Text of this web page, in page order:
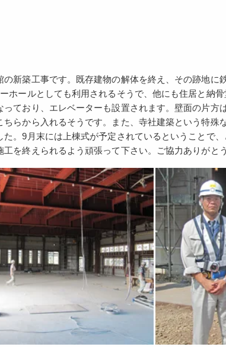
新築工事です。既存建物の解体を終え、その跡地に
ホールとしても利用されるそうで、他にも住居と納
ており、エレベーターも設置されます。壁面の片方
らから入れるそうです。また、寺社建築という特殊
。9月末には上棟式が予定されているということで
を終えられるよう頑張って下さい。ご協力ありがと